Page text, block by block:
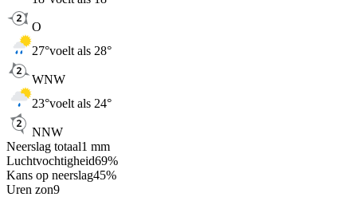
O
27°voelt als 28°
WNW
23°voelt als 24°
NNW
Neerslag totaal1 mm
Luchtvochtigheid69%
Kans op neerslag45%
Uren zon9